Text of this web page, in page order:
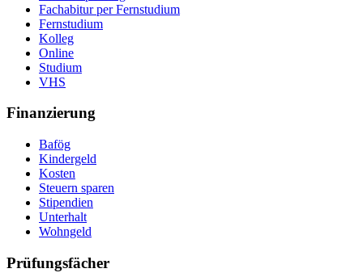
Fachabitur per Fernstudium
Fernstudium
Kolleg
Online
Studium
VHS
Finanzierung
Bafög
Kindergeld
Kosten
Steuern sparen
Stipendien
Unterhalt
Wohngeld
Prüfungsfächer